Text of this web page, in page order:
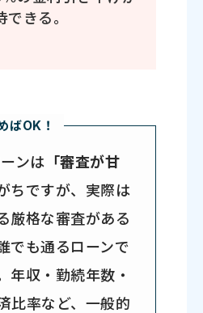
できる。
ばOK！
ンは 「審査が甘
ちですが、実際は
厳格な審査がある
でも通るローンで
年収・勤続年数・
比率など、一般的